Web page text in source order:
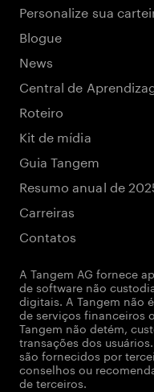
Personalize sua
Blogue
News
Central de
Roteiro
Kit de mídia
Guia Tangem
Resumo anual de
Carreiras
Contatos
A Tangem AG fornece
de software não
digitais. A Tangem não
de serviços financeiros
Tangem não detém,
transações dos
são fornecidos por
conselhos ou
de terceiros.